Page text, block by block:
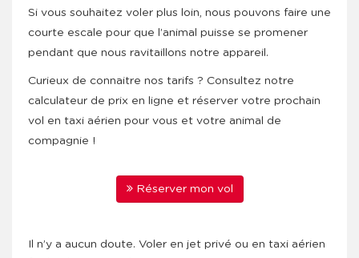
Si vous souhaitez voler plus loin, nous pouvons faire une
courte escale pour que l’animal puisse se promener
pendant que nous ravitaillons notre appareil.
Curieux de connaitre nos tarifs ? Consultez notre
calculateur de prix en ligne et réserver votre prochain
vol en taxi aérien pour vous et votre animal de
compagnie !
Réserver mon vol
Il n’y a aucun doute. Voler en jet privé ou en taxi aérien